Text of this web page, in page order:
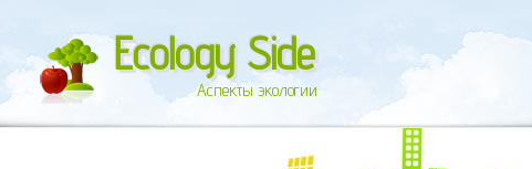
Ecology Side
Аспекты экологии